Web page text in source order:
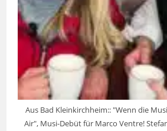
Aus Bad Kleinkirchheim:: "Wenn die
Air", Musi-Debüt für Marco Ventre!